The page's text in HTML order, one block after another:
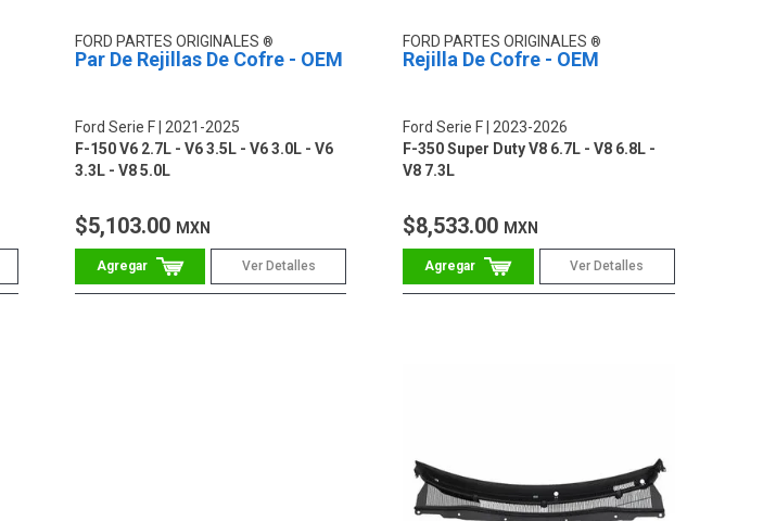
FORD PARTES ORIGINALES
Par De Rejillas De Cofre - OEM
Ford Serie F
2021-2025
F-150 V6 2.7L - V6 3.5L - V6 3.0L - V6
3.3L - V8 5.0L
$5,103.00 MXN
Ver Detalles
FORD PARTES ORIGINALES
Rejilla De Cofre - OEM
Ford Serie F
2023-2026
F-350 Super Duty V8 6.7L - V8 6.8L -
V8 7.3L
$8,533.00 MXN
Ver Detalles